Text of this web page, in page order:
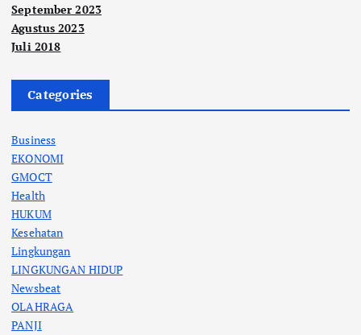
September 2023
Agustus 2023
Juli 2018
Categories
Business
EKONOMI
GMOCT
Health
HUKUM
Kesehatan
Lingkungan
LINGKUNGAN HIDUP
Newsbeat
OLAHRAGA
PANJI